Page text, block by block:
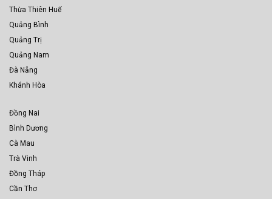
Thừa Thiên Huế
Quảng Bình
Quảng Trị
Quảng Nam
Đà Nẵng
Khánh Hòa
Đồng Nai
Bình Dương
Cà Mau
Trà Vinh
Đồng Tháp
Cần Thơ